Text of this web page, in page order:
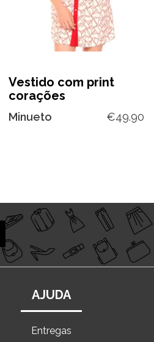
Vestido com print
corações
Minueto €49.90
AJUDA
Entregas